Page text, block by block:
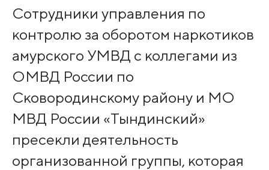
Сотрудники управления по
контролю за оборотом наркотиков
амурского УМВД с коллегами из
ОМВД России по
Сковородинскому району и МО
МВД России «Тындинский»
пресекли деятельность
организованной группы, которая